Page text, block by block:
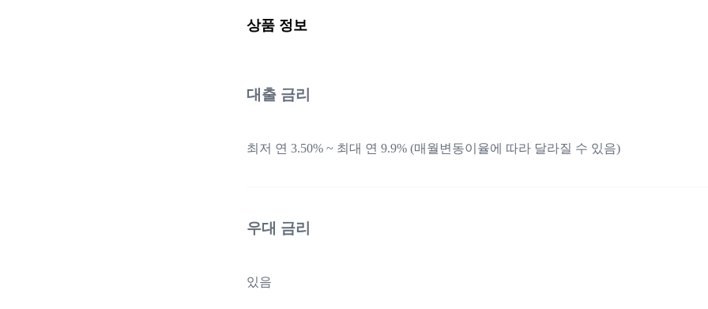
상품 정보
대출 금리
최저 연 3.50% ~ 최대 연 9.9% (매월변동이율에 따라 달라질 수 있음)
우대 금리
있음